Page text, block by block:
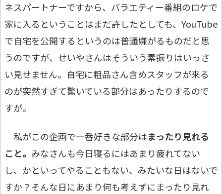
ネスパートナーですから、バラエティー番組のロケで
家に入るということはまだ許したとしても、YouTube
で自宅を公開するというのは普通嫌がるものだと思
うのですが、せいやさんはそういう素振りはいっさ
い見せません。自宅に粗品さん含めスタッフが来る
のが突然すぎて驚いている部分はあったりするので
すが。
私がこの企画で一番好きな部分はまったり見れる
こと。 みなさんも今日寝るにはあまり疲れてない
し、かといってやることもない、みたいな日はないで
すか？そんな日にあまり何も考えずにまったり見れ